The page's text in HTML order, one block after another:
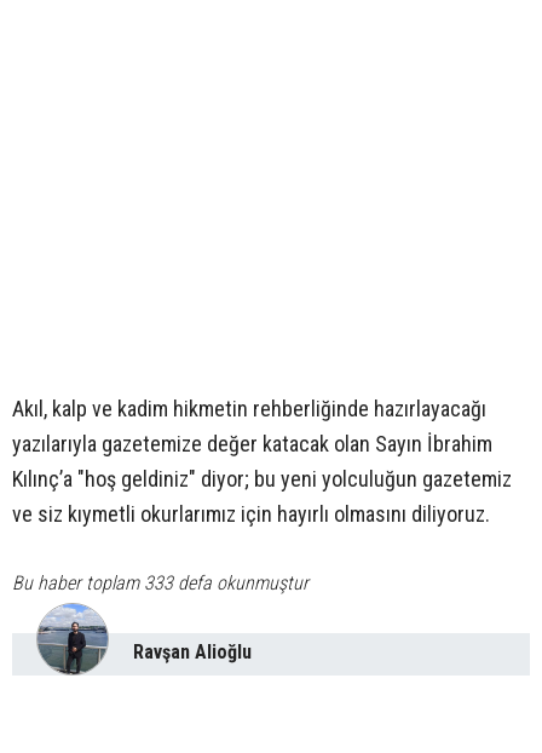
Akıl, kalp ve kadim hikmetin rehberliğinde hazırlayacağı
yazılarıyla gazetemize değer katacak olan Sayın İbrahim
Kılınç’a "hoş geldiniz" diyor; bu yeni yolculuğun gazetemiz
ve siz kıymetli okurlarımız için hayırlı olmasını diliyoruz.
Bu haber toplam 333 defa okunmuştur
Ravşan Alioğlu